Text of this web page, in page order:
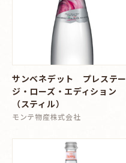
サンベネデット プレステー
ジ・ローズ・エディション
（スティル）
モンテ物産株式会社